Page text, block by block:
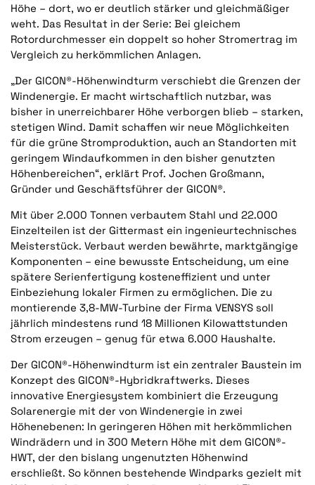
Höhe – dort, wo er deutlich stärker und gleichmäßiger
weht. Das Resultat in der Serie: Bei gleichem
Rotordurchmesser ein doppelt so hoher Stromertrag im
Vergleich zu herkömmlichen Anlagen.
„Der GICON®-Höhenwindturm verschiebt die Grenzen der
Windenergie. Er macht wirtschaftlich nutzbar, was
bisher in unerreichbarer Höhe verborgen blieb – starken,
stetigen Wind. Damit schaffen wir neue Möglichkeiten
für die grüne Stromproduktion, auch an Standorten mit
geringem Windaufkommen in den bisher genutzten
Höhenbereichen“, erklärt Prof. Jochen Großmann,
Gründer und Geschäftsführer der GICON®.
Mit über 2.000 Tonnen verbautem Stahl und 22.000
Einzelteilen ist der Gittermast ein ingenieurtechnisches
Meisterstück. Verbaut werden bewährte, marktgängige
Komponenten – eine bewusste Entscheidung, um eine
spätere Serienfertigung kosteneffizient und unter
Einbeziehung lokaler Firmen zu ermöglichen. Die zu
montierende 3,8-MW-Turbine der Firma VENSYS soll
jährlich mindestens rund 18 Millionen Kilowattstunden
Strom erzeugen – genug für etwa 6.000 Haushalte.
Der GICON®-Höhenwindturm ist ein zentraler Baustein im
Konzept des GICON®-Hybridkraftwerks. Dieses
innovative Energiesystem kombiniert die Erzeugung
Solarenergie mit der von Windenergie in zwei
Höhenebenen: In geringeren Höhen mit herkömmlichen
Windrädern und in 300 Metern Höhe mit dem GICON®-
HWT, der den bislang ungenutzten Höhenwind
erschließt. So können bestehende Windparks gezielt mit